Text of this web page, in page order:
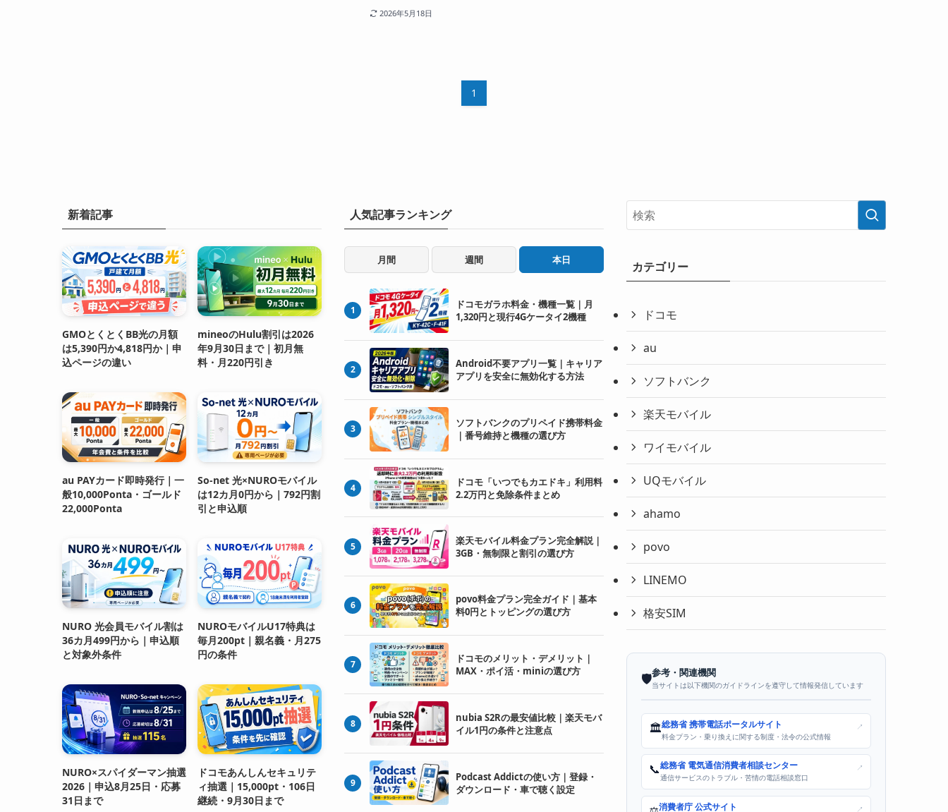
2026年5月18日
1
新着記事
GMOとくとくBB光の月額
は5,390円か4,818円か｜申
込ページの違い
mineoのHulu割引は2026
年9月30日まで｜初月無
料・月220円引き
au PAYカード即時発行｜一
般10,000Ponta・ゴールド
22,000Ponta
So-net 光×NUROモバイル
は12カ月0円から｜792円割
引と申込順
NURO 光会員モバイル割は
36カ月499円から｜申込順
と対象外条件
NUROモバイルU17特典は
毎月200pt｜親名義・月275
円の条件
NURO×スパイダーマン抽選
2026｜申込8月25日・応募
31日まで
ドコモあんしんセキュリテ
ィ抽選｜15,000pt・106日
継続・9月30日まで
人気記事ランキング
月間 週間 本日
1
ドコモガラホ料金・機種一覧｜月
1,320円と現行4Gケータイ2機種
2
Android不要アプリ一覧｜キャリア
アプリを安全に無効化する方法
3
ソフトバンクのプリペイド携帯料金
｜番号維持と機種の選び方
4
ドコモ「いつでもカエドキ」利用料
2.2万円と免除条件まとめ
5
楽天モバイル料金プラン完全解説｜
3GB・無制限と割引の選び方
6
povo料金プラン完全ガイド｜基本
料0円とトッピングの選び方
7
ドコモのメリット・デメリット｜
MAX・ポイ活・miniの選び方
8
nubia S2Rの最安値比較｜楽天モバ
イル1円の条件と注意点
9
Podcast Addictの使い方｜登録・
ダウンロード・車で聴く設定
カテゴリー
ドコモ
au
ソフトバンク
楽天モバイル
ワイモバイル
UQモバイル
ahamo
povo
LINEMO
格安SIM
🛡️参考・関連機関
当サイトは以下機関のガイドラインを遵守して情報発信しています
🏛️総務省 携帯電話ポータルサイト
料金プラン・乗り換えに関する制度・法令の公式情報
↗
📞総務省 電気通信消費者相談センター
通信サービスのトラブル・苦情の電話相談窓口
↗
消費者庁 公式サイト ↗